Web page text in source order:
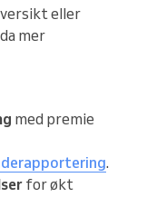
eller
mer
med premie
.
for økt